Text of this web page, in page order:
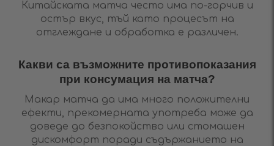
Китайската матча често има по-горчив и
остър вкус, тъй като процесът на
отглеждане и обработка е различен.
Какви са възможните противопоказания
при консумация на матча?
Макар матча да има много положителни
ефекти, прекомерната употреба може да
доведе до безпокойство или стомашен
дискомфорт поради съдържанието на